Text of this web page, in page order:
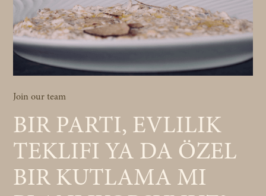
Join our team
BIR PARTI, EVLILIK
TEKLIFI YA DA ÖZEL
BIR KUTLAMA MI